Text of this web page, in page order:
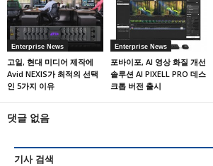
Enterprise News
고일, 현대 미디어 제작에
Avid NEXIS가 최적의 선택
인 5가지 이유
Enterprise News
포바이포, AI 영상 화질 개선
솔루션 AI PIXELL PRO 데스
크톱 버전 출시
댓글 없음
기사 검색